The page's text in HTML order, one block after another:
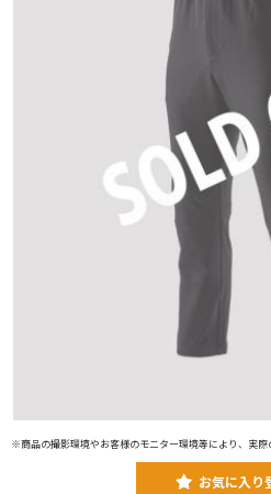
※商品の撮影環境やお客様のモニター環境等により、実際
お気に入り